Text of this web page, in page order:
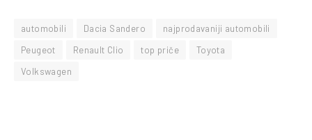
automobili Dacia Sandero
najprodavaniji automobili
Peugeot
Renault Clio top priče
Toyota
Volkswagen